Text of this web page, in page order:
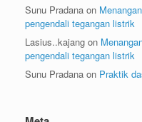
Sunu Pradana on
pengendali tegangan listrik
Lasius..kajang on
pengendali tegangan listrik
Sunu Pradana on Praktik